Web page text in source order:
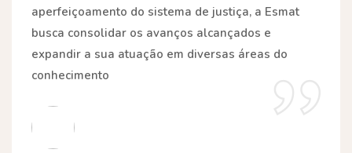
aperfeiçoamento do sistema de justiça, a Esmat
busca consolidar os avanços alcançados e
expandir a sua atuação em diversas áreas do
conhecimento